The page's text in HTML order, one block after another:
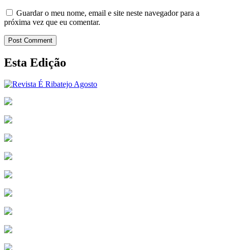
Guardar o meu nome, email e site neste navegador para a
próxima vez que eu comentar.
Post Comment
Esta Edição